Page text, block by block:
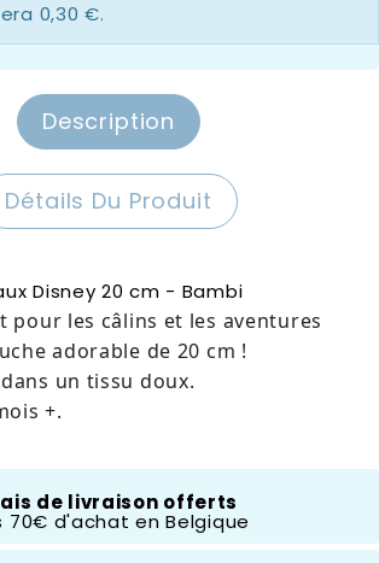
0,30 €.
Description
Détails Du Produit
Disney 20 cm - Bambi
pour les câlins et les aventures
adorable de 20 cm !
un tissu doux.
+.
Bambi
de livraison offerts
70€ d'achat en Belgique